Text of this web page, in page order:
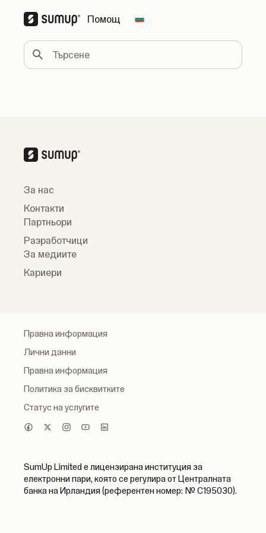
Помощ Change country
Търсене
За нас
Контакти
Партньори
Разработчици
За медиите
Кариери
Правна информация
Лични данни
Правна информация
Политика за бисквитките
Статус на услугите
SumUp Limited е лицензирана институция за
електронни пари, която се регулира от Централната
банка на Ирландия (референтен номер: № C195030).